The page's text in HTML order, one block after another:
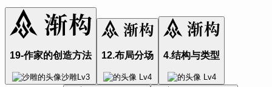
19-作家的创造方法
沙雕Lv3
12.布局分场
Lv4
4.结构与类型
Lv4